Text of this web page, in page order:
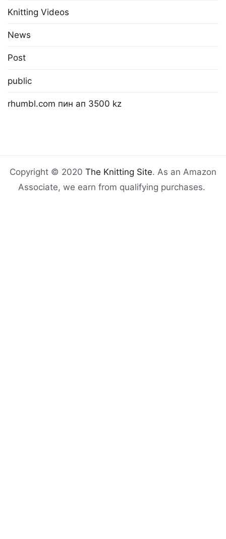
Knitting Videos
News
Post
public
rhumbl.com пин ап 3500 kz
Copyright © 2020 The Knitting Site. As an Amazon
Associate, we earn from qualifying purchases.